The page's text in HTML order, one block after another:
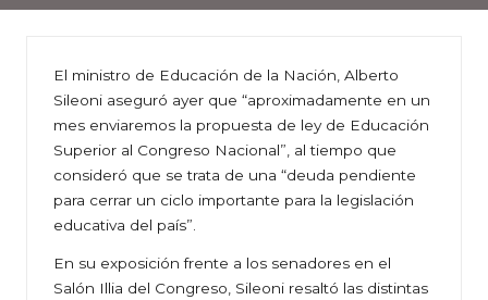
El ministro de Educación de la Nación, Alberto
Sileoni aseguró ayer que “aproximadamente en un
mes enviaremos la propuesta de ley de Educación
Superior al Congreso Nacional”, al tiempo que
consideró que se trata de una “deuda pendiente
para cerrar un ciclo importante para la legislación
educativa del país”.
En su exposición frente a los senadores en el
Salón Illia del Congreso, Sileoni resaltó las distintas